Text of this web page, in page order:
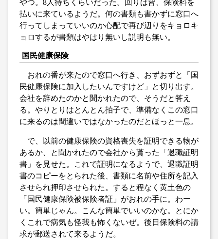
やつ。8人待ちくらいだった。回りは皆、保険料を
払いに来ているようだ。何の書類も書かずに窓口へ
行ってしまっていいのか心配で再び辺りをキョロキ
ョロするが書類はやはり無いし説明も無い。
国民健康保険
おれの番が来たので窓口へ行き、おずおずと「国
民健康保険に加入したいんですけど」と切り出す。
会社を辞めたのかと聞かれたので、そうだと答え
る。やりとりはとんとん拍子で、準備なくこの窓口
に来るのは間違いではなかったのだとほっと一息。
で、以前の健康保険の資格喪失を証明できる物が
あるか、と聞かれたので会社から貰った「退職証明
書」を見せた。これで証明になるようで、退職証明
書のコピーをとられた後、書類に名前や住所を記入
させられ押印させられた。すると程なく黄土色の
「国民健康保険被保険者証」がおれの手に。わー
い。簡単じゃん。こんな簡単でいいのかな。とにか
くこれで病気も怪我も怖くないぜ。後日保険料の請
求が郵送されて来るようだ。